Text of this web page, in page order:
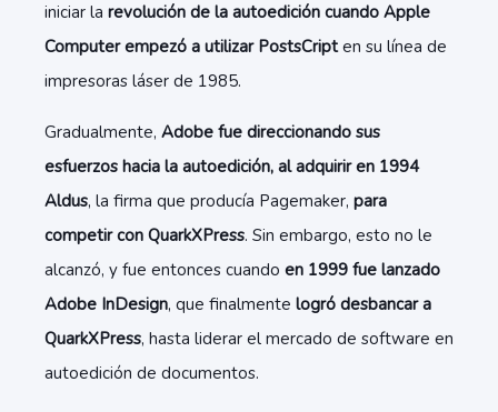
iniciar la revolución de la autoedición cuando Apple
Computer empezó a utilizar PostsCripten su línea de
impresoras láser de 1985.
Gradualmente, Adobe fue direccionando sus
esfuerzos hacia la autoedición, al adquirir en 1994
Aldus, la firma que producía Pagemaker, para
competir con QuarkXPress. Sin embargo, esto no le
alcanzó, y fue entonces cuando en 1999 fue lanzado
Adobe InDesign, que finalmente logró desbancar a
QuarkXPress, hasta liderar el mercado de software en
autoedición de documentos.